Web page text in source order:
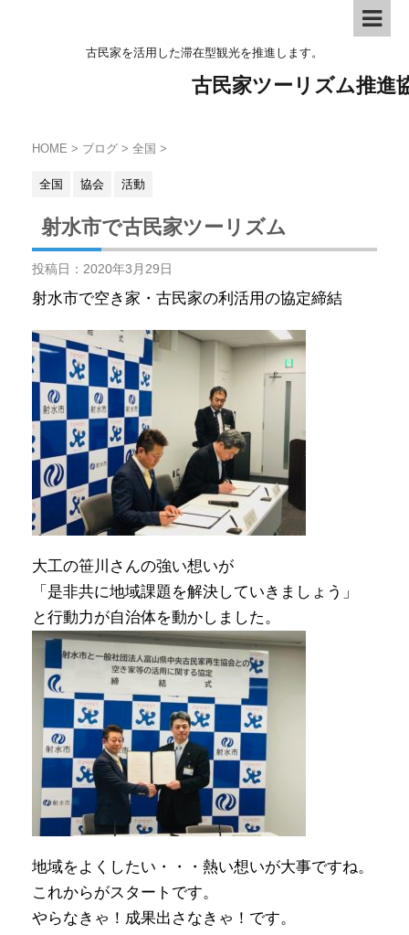
古民家を活用した滞在型観光を推進します。
古民家ツーリズム推進
HOME > ブログ > 全国 >
全国 協会 活動
射水市で古民家ツーリズム
投稿日： 2020年3月29日
射水市で空き家・古民家の利活用の協定締結
大工の笹川さんの強い想いが
「是非共に地域課題を解決していきましょう」
と行動力が自治体を動かしました。
地域をよくしたい・・・熱い想いが大事ですね。
これからがスタートです。
やらなきゃ！成果出さなきゃ！です。